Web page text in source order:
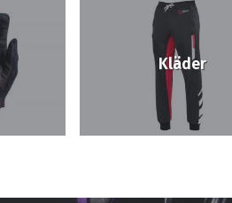
Kläder